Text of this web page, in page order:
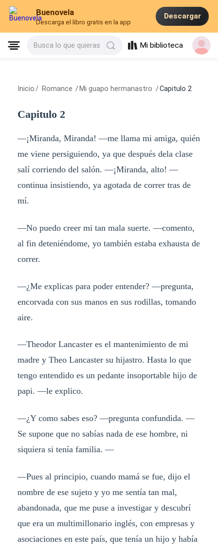
Buenovela
Descarga el libro gratis en la app
Descargar
Busca lo que quieras Mi biblioteca
Inicio / Romance / Mi guapo hermanastro /Capitulo 2
Capitulo 2
—¡Miranda, Miranda! —me llama mi amiga, quién
me viene persiguiendo, ya que después dela clase
salí corriendo del salón. —¡Miranda, alto! —
continua insistiendo, ya agotada de correr tras de
mí.
—No puedo creer mi tan mala suerte. —comento,
al fin deteniéndome, yo también estaba exhausta de
correr.
—¿Me explicas para poder entender? —pregunta,
encorvada con sus manos en sus rodillas, tomando
aire.
—Theodor Lancaster es el mantenimiento de mi
madre y Theo Lancaster su hijastro. Hasta lo que
tengo entendido es un pedante insoportable hijo de
papi. —le explico.
—¿Y como sabes eso? —pregunta confundida. —
Se supone que no sabías nada de ese hombre, ni
siquiera si tenía familia. —
—Pues al principio, cuando mamá se fue, dijo el
nombre de ese sujeto y yo me sentía tan mal,
abandonada, que me puse a investigar y descubrí
que era un multimillonario inglés, con empresas y
asociaciones en este país, que tenía un hijo y había